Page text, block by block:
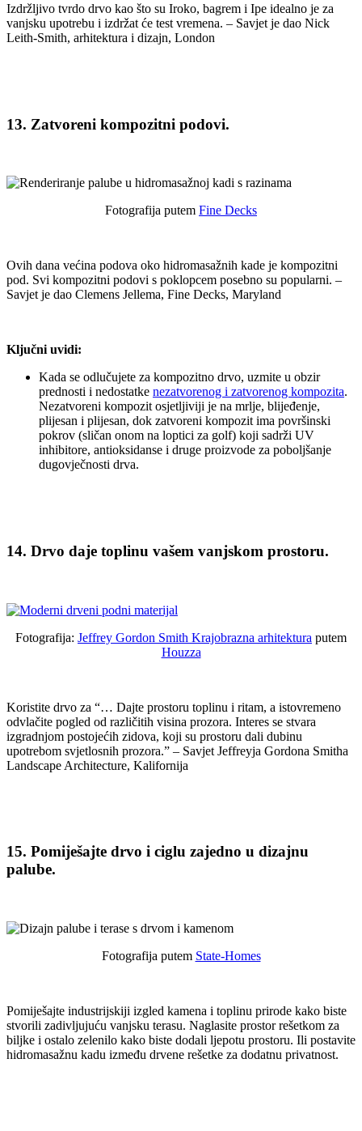
Izdržljivo tvrdo drvo kao što su Iroko, bagrem i Ipe idealno je za
vanjsku upotrebu i izdržat će test vremena. – Savjet je dao Nick
Leith-Smith, arhitektura i dizajn, London
13. Zatvoreni kompozitni podovi.
Fotografija putem Fine Decks
Ovih dana većina podova oko hidromasažnih kade je kompozitni
pod. Svi kompozitni podovi s poklopcem posebno su popularni. –
Savjet je dao Clemens Jellema, Fine Decks, Maryland
Ključni uvidi:
Kada se odlučujete za kompozitno drvo, uzmite u obzir
prednosti i nedostatke nezatvorenog i zatvorenog kompozita.
Nezatvoreni kompozit osjetljiviji je na mrlje, blijeđenje,
plijesan i plijesan, dok zatvoreni kompozit ima površinski
pokrov (sličan onom na loptici za golf) koji sadrži UV
inhibitore, antioksidanse i druge proizvode za poboljšanje
dugovječnosti drva.
14. Drvo daje toplinu vašem vanjskom prostoru.
Fotografija: Jeffrey Gordon Smith Krajobrazna arhitektura putem
Houzza
Koristite drvo za “… Dajte prostoru toplinu i ritam, a istovremeno
odvlačite pogled od različitih visina prozora. Interes se stvara
izgradnjom postojećih zidova, koji su prostoru dali dubinu
upotrebom svjetlosnih prozora.” – Savjet Jeffreyja Gordona Smitha
Landscape Architecture, Kalifornija
15. Pomiješajte drvo i ciglu zajedno u dizajnu
palube.
Fotografija putem State-Homes
Pomiješajte industrijskiji izgled kamena i toplinu prirode kako biste
stvorili zadivljujuću vanjsku terasu. Naglasite prostor rešetkom za
biljke i ostalo zelenilo kako biste dodali ljepotu prostoru. Ili postavite
hidromasažnu kadu između drvene rešetke za dodatnu privatnost.